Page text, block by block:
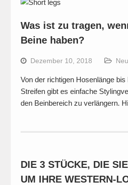
Was ist zu tragen,
Beine haben?
Dezember 10, 2018
Von der richtigen Hosenlänge
Streifen gibt es einfache
den Beinbereich zu verlängern.
DIE 3 STÜCKE, DIE
UM IHRE WESTERN-